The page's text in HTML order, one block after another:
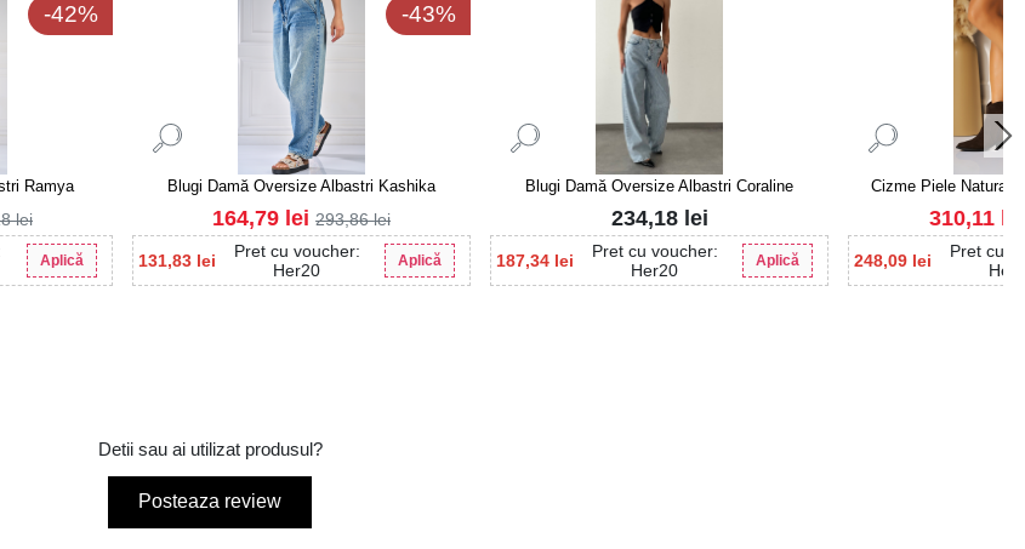
-42%
Ramya
Aplică
lei
-43%
Blugi Damă Oversize Albastri Kashika
131,83 lei
Pret cu voucher:
Her20
Aplică
164,79 lei 293,86lei
Blugi Damă Oversize Albastri Coraline
187,34 lei
Pret cu voucher:
Her20
Aplică
234,18 lei
Cizme Piele Naturala
248,09 lei
Pret cu
310,11
Detii sau ai utilizat produsul?
Posteaza review